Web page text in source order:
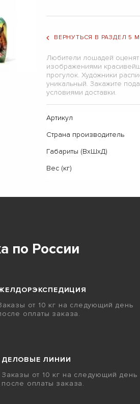
ВЕРНУТЬСЯ В РАЗДЕЛ 5
Любители лошадей
изображениями
прогулок. Художники
уникальный. Закажите
условиями доставки.
Артикул
Страна производитель
Габариты (ВхШхД)
Вес (кг)
по России
от 10 кг на следующий день
оплаты заказа.
ДЕЛОВЫЕ ЛИНИИ
Заказы от 10 кг на следующий день
после оплаты заказа.